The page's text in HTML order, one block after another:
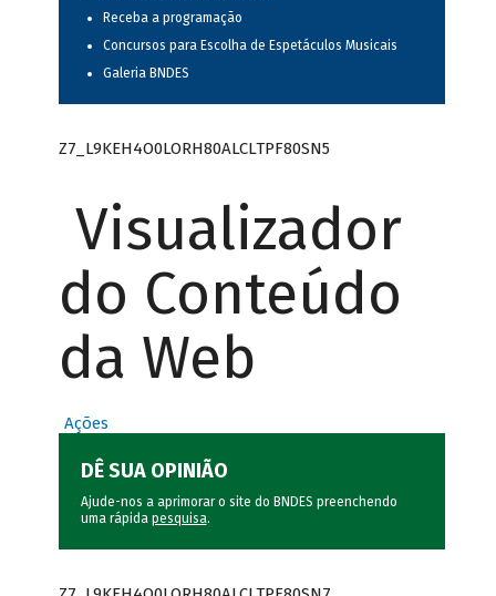
Receba a programação
Concursos para Escolha de Espetáculos Musicais
Galeria BNDES
Z7_L9KEH4O0LORH80ALCLTPF80SN5
Visualizador
do Conteúdo
da Web
Ações
DÊ SUA OPINIÃO
Ajude-nos a aprimorar o site do BNDES preenchendo
uma rápida pesquisa.